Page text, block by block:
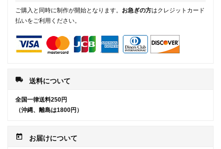
ご購入と同時に制作が開始となります。 お急ぎの方はクレジットカード
払いをご利用ください。
local_shipping 送料について
全国一律送料250円
（沖縄、離島は1800円）
today お届けについて